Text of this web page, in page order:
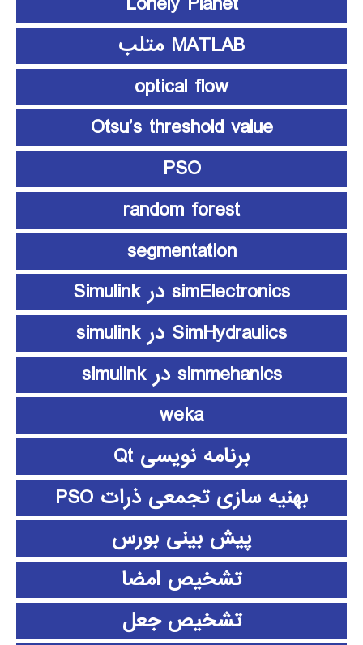
MATLAB متلب
optical flow
Otsu’s threshold value
PSO
random forest
segmentation
simElectronics در Simulink
SimHydraulics در simulink
simmehanics در simulink
weka
برنامه نویسی Qt
بهنیه سازی تجمعی ذرات PSO
پیش بینی بورس
تشخیص امضا
تشخیص جعل